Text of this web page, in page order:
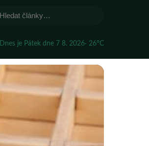
Dnes je Pátek dne 7 8. 2026· 26°C